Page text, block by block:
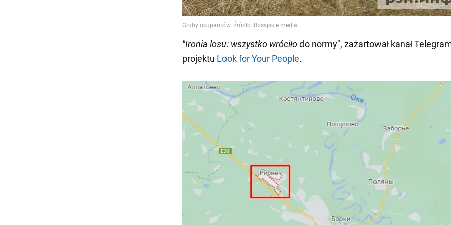
"Ironia losu: wszystko wróciłodo normy", zażartował kanał
projektu Look for Your People.